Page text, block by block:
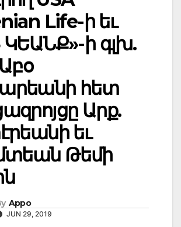
Life-ի եւ
ի գլխ.
հետ
Արք.
եւ
Թեմի
Appo
JUN 29, 2019